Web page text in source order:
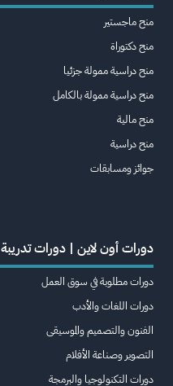
منح ماجستير
منح دكتوراة
منح دراسية ممولة جزئيا
منح دراسية ممولة بالكامل
منح مالية
منح دراسية
جوائز ومسابقات
دورات أون لاين | دورات تدريبة
دورات مطلوبة في سوق العمل
دورات اللغات والأدب
الفنون والتصميم والموسيقى
التصوير وصناعة الأفلام
دورات التكنولوجيا والبرمجة